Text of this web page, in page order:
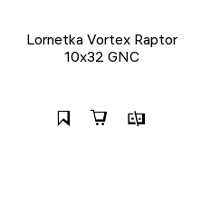
Lornetka Vortex Raptor
10x32 GNC